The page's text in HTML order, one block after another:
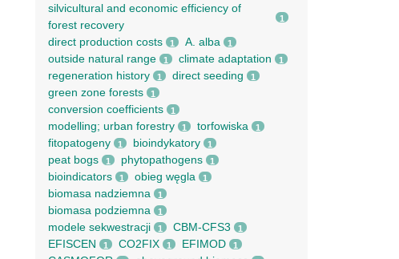
silvicultural and economic efficiency of
forest recovery
1
direct production costs 1 A. alba 1
outside natural range 1 climate adaptation 1
regeneration history 1 direct seeding 1
green zone forests 1
conversion coefficients 1
modelling; urban forestry 1 torfowiska 1
fitopatogeny 1 bioindykatory 1
peat bogs 1 phytopathogens 1
bioindicators 1 obieg węgla 1
biomasa nadziemna 1
biomasa podziemna 1
modele sekwestracji 1 CBM-CFS3 1
EFISCEN 1 CO2FIX 1 EFIMOD 1